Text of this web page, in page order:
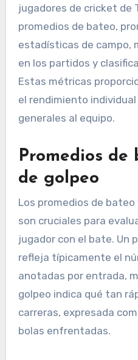
jugadores de cricket de
promedios de bateo,
estadísticas de campo,
en los partidos y
Estas métricas
el rendimiento
generales al equipo.
Promedios de
de golpeo
Los promedios de
son cruciales para
jugador con el bate. Un
refleja típicamente el
anotadas por entrada,
golpeo indica qué tan
carreras, expresada
bolas enfrentadas.